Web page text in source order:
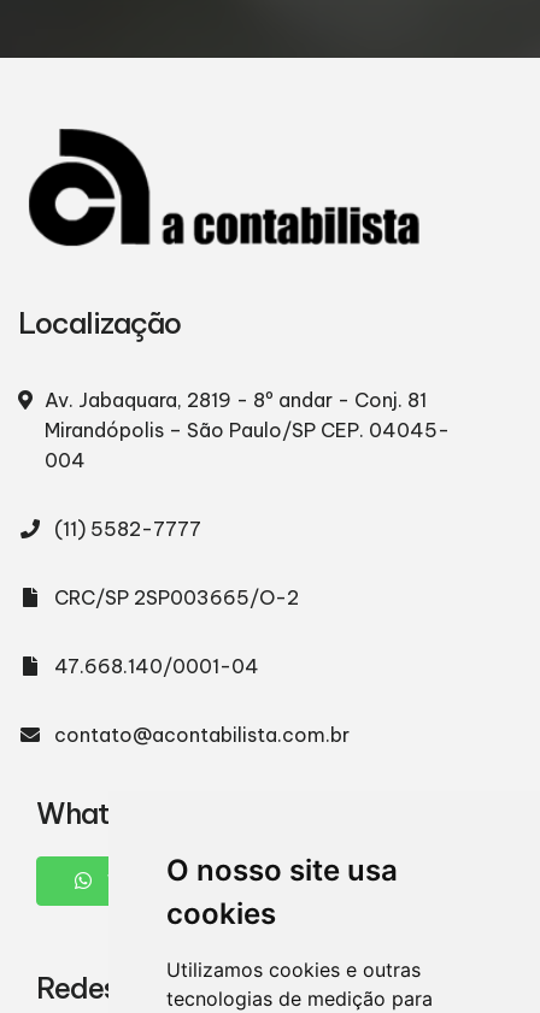
O nosso site usa
cookies
Utilizamos cookies e outras
tecnologias de medição para
Localização
Av. Jabaquara, 2819 - 8º andar - Conj. 81
Mirandópolis – São Paulo/SP CEP. 04045-
004
(11) 5582-7777
CRC/SP 2SP003665/O-2
47.668.140/0001-04
contato@acontabilista.com.br
WhatsApp
WHATSAPP
Redes Sociais